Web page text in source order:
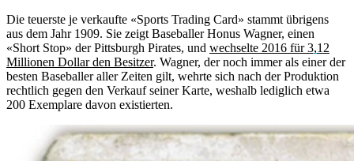
Die teuerste je verkaufte «Sports Trading Card» stammt übrigens
aus dem Jahr 1909. Sie zeigt Baseballer Honus Wagner, einen
«Short Stop» der Pittsburgh Pirates, und wechselte 2016 für 3,12
Millionen Dollar den Besitzer. Wagner, der noch immer als einer der
besten Baseballer aller Zeiten gilt, wehrte sich nach der Produktion
rechtlich gegen den Verkauf seiner Karte, weshalb lediglich etwa
200 Exemplare davon existierten.